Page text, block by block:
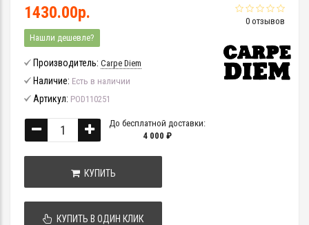
0 отзывов
1430.00р.
Нашли дешевле?
Производитель: Carpe Diem
Наличие: Есть в наличии
Артикул: POD110251
До бесплатной доставки:
4 000 ₽
КУПИТЬ
КУПИТЬ В ОДИН КЛИК